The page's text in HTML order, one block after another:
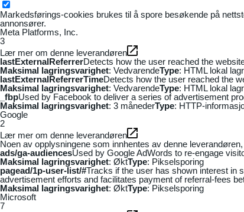
Markedsførings-cookies brukes til å spore besøkende på
annonsører.
Meta Platforms, Inc.
3
Lær mer om denne leverandøren
lastExternalReferrerDetects how the user reached the
Maksimal lagringsvarighet: VedvarendeType: HTML lokal
lastExternalReferrerTimeDetects how the user reached the
Maksimal lagringsvarighet: VedvarendeType: HTML lokal
_fbpUsed by Facebook to deliver a series of advertisement
Maksimal lagringsvarighet: 3 månederType: HTTP-
Google
2
Lær mer om denne leverandøren
Noen av opplysningene som innhentes av denne
ads/ga-audiencesUsed by Google AdWords to re-engage
Maksimal lagringsvarighet: ØktType: Pikselsporing
pagead/1p-user-list/#Tracks if the user has shown interest in
advertisement efforts and facilitates payment of referral-fees
Maksimal lagringsvarighet: ØktType: Pikselsporing
Microsoft
7